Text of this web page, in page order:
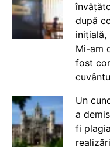
după
inițială,
Mi-am
fost
Un
a
fi